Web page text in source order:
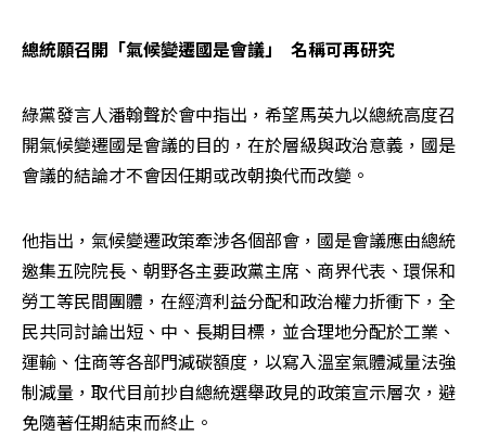
總統願召開「氣候變遷國是會議」  名稱可再研究
綠黨發言人潘翰聲於會中指出，希望馬英九以總統高度召
開氣候變遷國是會議的目的，在於層級與政治意義，國是
會議的結論才不會因任期或改朝換代而改變。
他指出，氣候變遷政策牽涉各個部會，國是會議應由總統
邀集五院院長、朝野各主要政黨主席、商界代表、環保和
勞工等民間團體，在經濟利益分配和政治權力折衝下，全
民共同討論出短、中、長期目標，並合理地分配於工業、
運輸、住商等各部門減碳額度，以寫入溫室氣體減量法強
制減量，取代目前抄自總統選舉政見的政策宣示層次，避
免隨著任期結束而終止。